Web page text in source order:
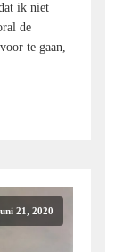
ik niet
de
te gaan,
21, 2020